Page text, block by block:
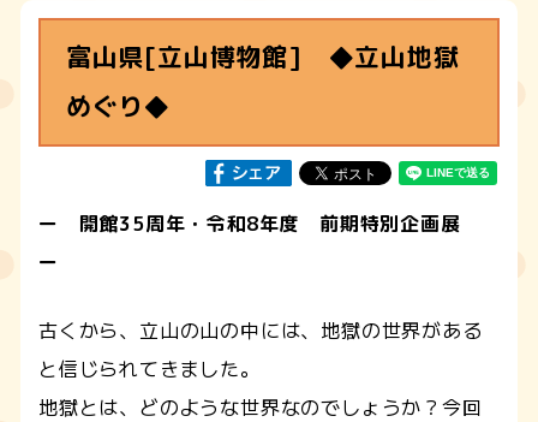
富山県[立山博物館] ◆立山地獄
めぐり◆
ー 開館35周年・令和8年度 前期特別企画展
ー
古くから、立山の山の中には、地獄の世界がある
と信じられてきました。
地獄とは、どのような世界なのでしょうか？今回